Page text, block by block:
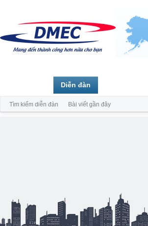
Diễn đàn
Tìm kiếm diễn đàn Bài viết gần đây